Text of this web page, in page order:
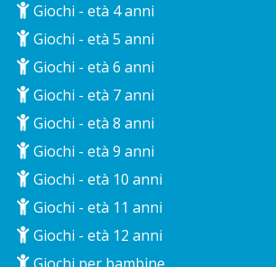
Giochi - età 4 anni
Giochi - età 5 anni
Giochi - età 6 anni
Giochi - età 7 anni
Giochi - età 8 anni
Giochi - età 9 anni
Giochi - età 10 anni
Giochi - età 11 anni
Giochi - età 12 anni